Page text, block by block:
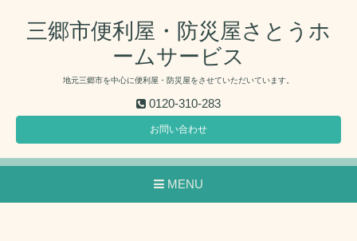
三郷市便利屋・防災屋さとうホ
ームサービス
地元三郷市を中心に便利屋・防災屋をさせていただいています。
0120-310-283
お問い合わせ
MENU